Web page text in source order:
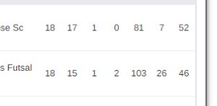
Pavilhão Gimnodesportivo de Portimão
2 - 1